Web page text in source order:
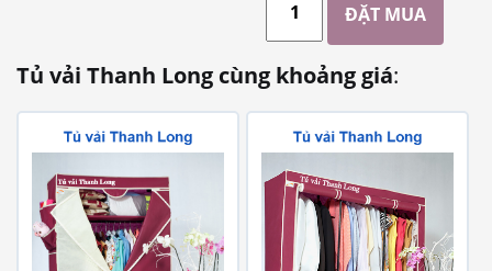
Tủ vải Thanh Long cùng khoảng giá: